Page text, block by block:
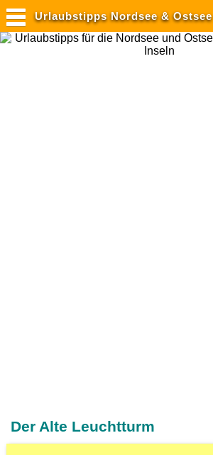
Urlaubstipps Nordsee & Ostsee
Der Alte Leuchtturm